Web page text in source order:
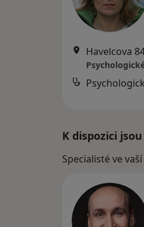
Havelcova
K dispozici
Specialisté ve